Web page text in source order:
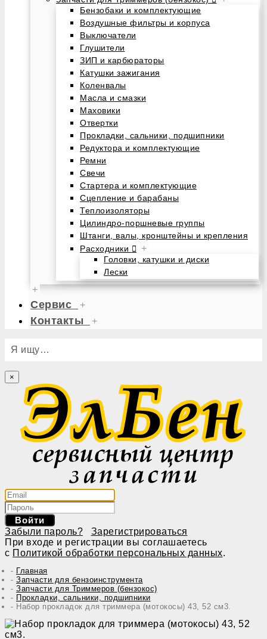
Бензобаки и комплектующие
Воздушные фильтры и корпуса
Выключатели
Глушители
ЗИП и карбюраторы
Катушки зажигания
Коленвалы
Масла и смазки
Маховики
Отвертки
Прокладки, сальники, подшипники
Редуктора и комплектующие
Ремни
Свечи
Стартера и комплектующие
Сцепление и барабаны
Теплоизоляторы
Цилиндро-поршневые группы
Штанги, валы, кронштейны и крепления
Расходники
+
Головки, катушки и диски
Лески
+
Сервис +
Контакты +
Я ищу…
×
Войти
Забыли пароль?
Зарегистрироваться
При входе и регистрации вы соглашаетесь
с Политикой обработки персональных данных.
Главная
Запчасти для бензоинструмента
Запчасти для Триммеров (бензокос)
Прокладки, сальники, подшипники
Набор прокладок для триммера (мотокосы) 43, 52 см3.